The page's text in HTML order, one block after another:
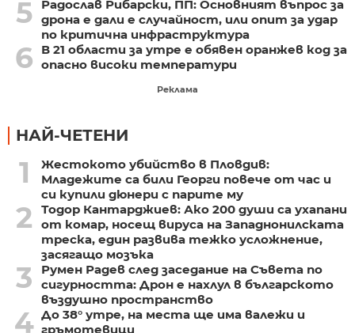
5
Радослав Рибарски, ПП: Основният въпрос за
дрона е дали е случайност, или опит за удар
по критична инфраструктура
6
В 21 области за утре е обявен оранжев код за
опасно високи температури
Реклама
НАЙ-ЧЕТЕНИ
1
Жестокото убийство в Пловдив:
Младежите са били Георги повече от час и
си купили дюнери с парите му
2
Тодор Кантарджиев: Ако 200 души са ухапани
от комар, носещ вируса на Западнонилската
треска, един развива тежко усложнение,
засягащо мозъка
3
Румен Радев след заседание на Съвета по
сигурността: Дрон е нахлул в българското
въздушно пространство
4 До 38° утре, на места ще има валежи и
гръмотевици